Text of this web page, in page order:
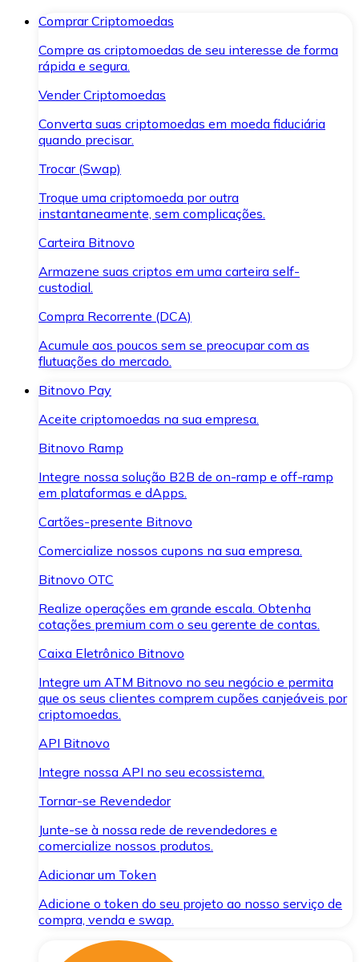
Comprar Criptomoedas
Compre as criptomoedas de seu interesse de forma
rápida e segura.
Vender Criptomoedas
Converta suas criptomoedas em moeda fiduciária
quando precisar.
Trocar (Swap)
Troque uma criptomoeda por outra
instantaneamente, sem complicações.
Carteira Bitnovo
Armazene suas criptos em uma carteira self-
custodial.
Compra Recorrente (DCA)
Acumule aos poucos sem se preocupar com as
flutuações do mercado.
Bitnovo Pay
Aceite criptomoedas na sua empresa.
Bitnovo Ramp
Integre nossa solução B2B de on-ramp e off-ramp
em plataformas e dApps.
Cartões-presente Bitnovo
Comercialize nossos cupons na sua empresa.
Bitnovo OTC
Realize operações em grande escala. Obtenha
cotações premium com o seu gerente de contas.
Caixa Eletrônico Bitnovo
Integre um ATM Bitnovo no seu negócio e permita
que os seus clientes comprem cupões canjeáveis por
criptomoedas.
API Bitnovo
Integre nossa API no seu ecossistema.
Tornar-se Revendedor
Junte-se à nossa rede de revendedores e
comercialize nossos produtos.
Adicionar um Token
Adicione o token do seu projeto ao nosso serviço de
compra, venda e swap.